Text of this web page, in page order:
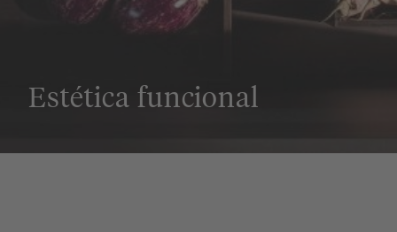
Estética funcional